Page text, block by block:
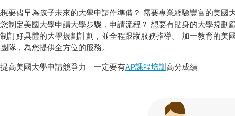
想要儘早為孩子未來的大學申請作準備？ 需要專業經驗豐富的美國
您制定美國大學申請大學步驟，申請流程？ 想要有貼身的大學規劃
制訂好具體的大學規劃計劃，並全程跟蹤服務指導。 加一教育的美
團隊，為您提供全方位的服務。
提高美國大學申請競爭力，一定要有AP課程培訓 高分成績